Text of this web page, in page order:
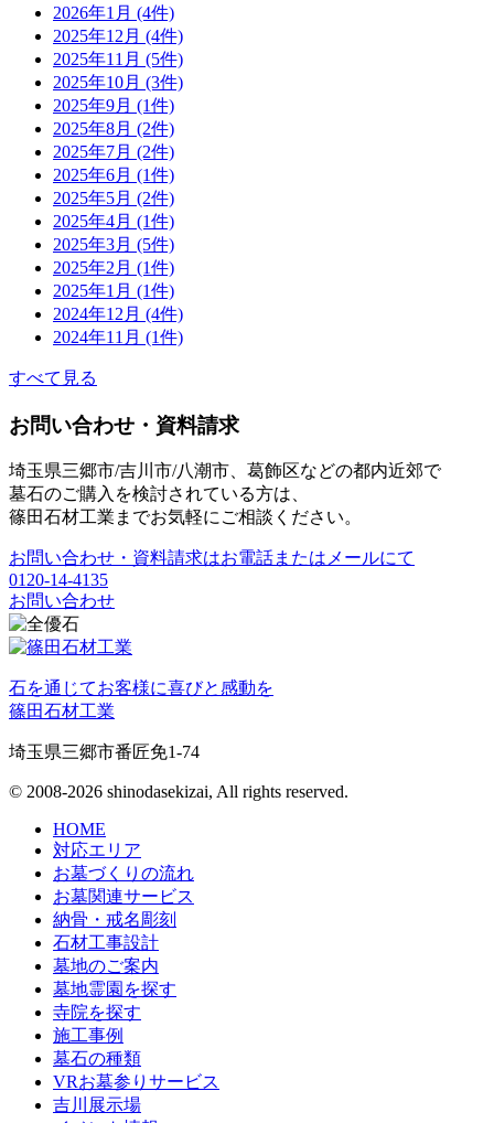
2026年1月 (4件)
2025年12月 (4件)
2025年11月 (5件)
2025年10月 (3件)
2025年9月 (1件)
2025年8月 (2件)
2025年7月 (2件)
2025年6月 (1件)
2025年5月 (2件)
2025年4月 (1件)
2025年3月 (5件)
2025年2月 (1件)
2025年1月 (1件)
2024年12月 (4件)
2024年11月 (1件)
すべて見る
お問い合わせ・資料請求
埼玉県三郷市/吉川市/八潮市、葛飾区などの都内近郊で
墓石のご購入を検討されている方は、
篠田石材工業までお気軽にご相談ください。
お問い合わせ・資料請求はお電話またはメールにて
0120-14-4135
お問い合わせ
石を通じてお客様に喜びと感動を
篠田石材工業
埼玉県三郷市番匠免1-74
© 2008-2026 shinodasekizai, All rights reserved.
HOME
対応エリア
お墓づくりの流れ
お墓関連サービス
納骨・戒名彫刻
石材工事設計
墓地のご案内
墓地霊園を探す
寺院を探す
施工事例
墓石の種類
VRお墓参りサービス
吉川展示場